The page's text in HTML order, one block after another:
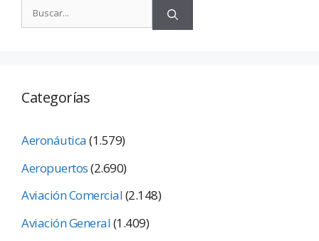
Categorías
Aeronáutica(1.579)
Aeropuertos(2.690)
Aviación Comercial(2.148)
Aviación General(1.409)